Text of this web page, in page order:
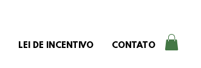
LEI DE INCENTIVO CONTATO